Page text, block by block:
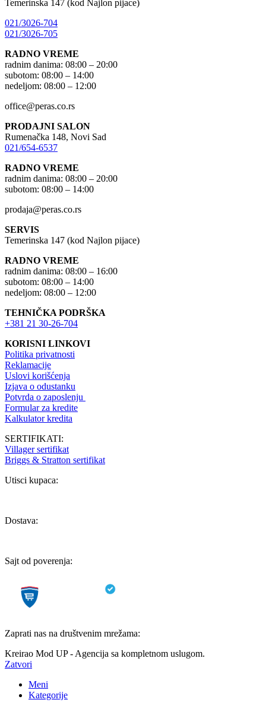
Temerinska 147 (kod Najlon pijace)
021/3026-704
021/3026-705
RADNO VREME
radnim danima: 08:00 – 20:00
subotom: 08:00 – 14:00
nedeljom: 08:00 – 12:00
office@peras.co.rs
PRODAJNI SALON
Rumenačka 148, Novi Sad
021/654-6537
RADNO VREME
radnim danima: 08:00 – 20:00
subotom: 08:00 – 14:00
prodaja@peras.co.rs
SERVIS
Temerinska 147 (kod Najlon pijace)
RADNO VREME
radnim danima: 08:00 – 16:00
subotom: 08:00 – 14:00
nedeljom: 08:00 – 12:00
TEHNIČKA PODRŠKA
+381 21 30-26-704
KORISNI LINKOVI
Politika privatnosti
Reklamacije
Uslovi korišćenja
Izjava o odustanku
Potvrda o zaposlenju
Formular za kredite
Kalkulator kredita
SERTIFIKATI:
Villager sertifikat
Briggs & Stratton sertifikat
Utisci kupaca:
Dostava:
Sajt od poverenja:
Zaprati nas na društvenim mrežama:
Kreirao Mod UP - Agencija sa kompletnom uslugom.
Zatvori
Meni
Kategorije